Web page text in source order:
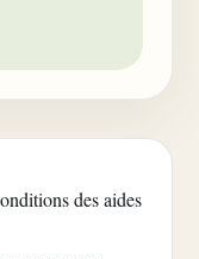
des aides